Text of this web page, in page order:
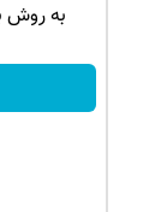
به روش